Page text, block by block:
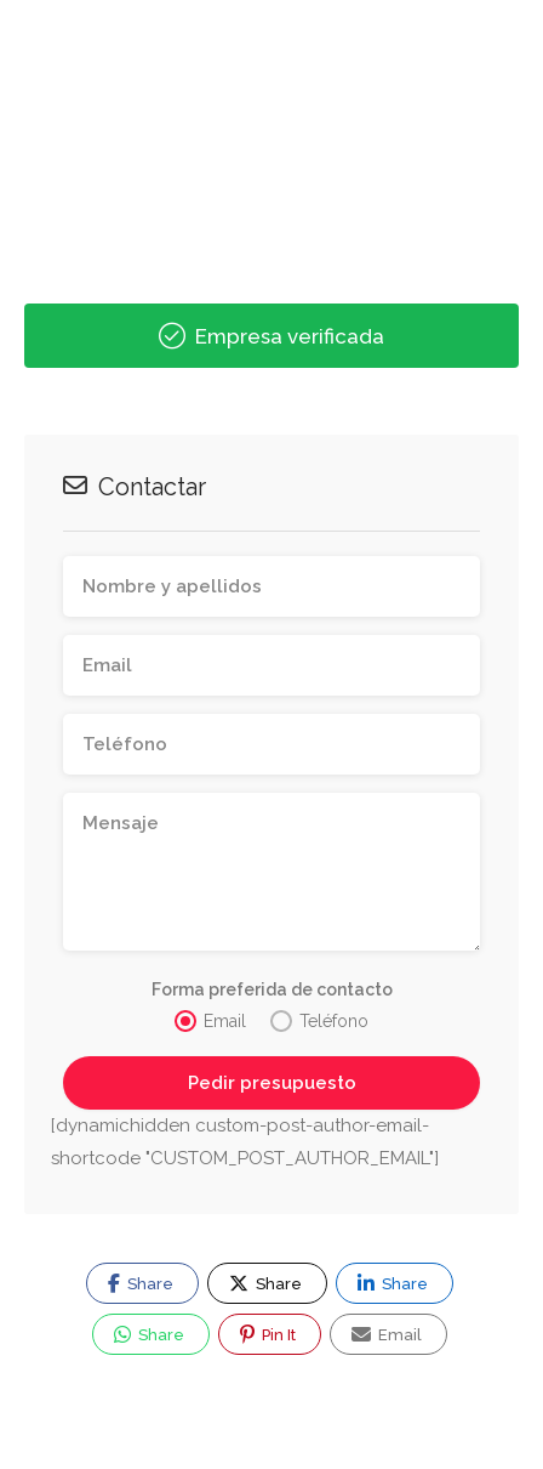
Empresa verificada
Contactar
Forma preferida de contacto
Email
Teléfono
[dynamichidden custom-post-author-email-
shortcode "CUSTOM_POST_AUTHOR_EMAIL"]
Share Share Share
Share Pin It Email